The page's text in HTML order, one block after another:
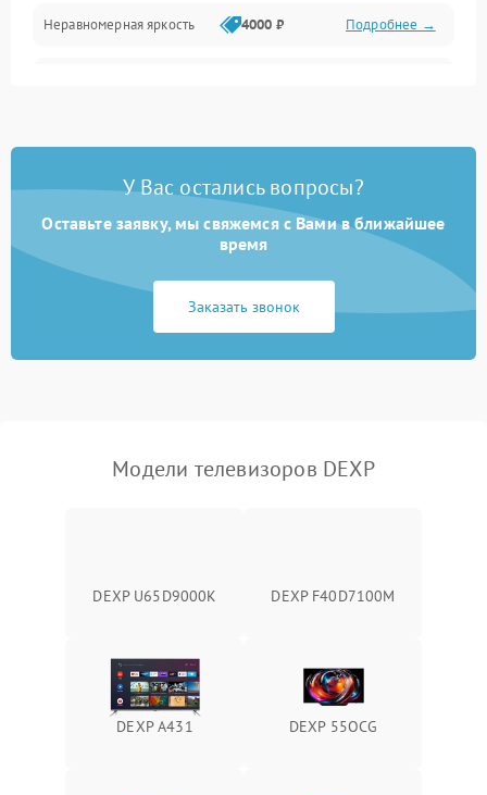
Программное обеспечение
Сеть и подключения
Аудио
Сетевая
Неравномерная яркость 4000 ₽ Подробнее →
У Вас остались вопросы?
Оставьте заявку, мы свяжемся с Вами в ближайшее
время
Заказать звонок
Модели телевизоров DEXP
DEXP U65D9000K DEXP F40D7100M
DEXP A431 DEXP 55OCG